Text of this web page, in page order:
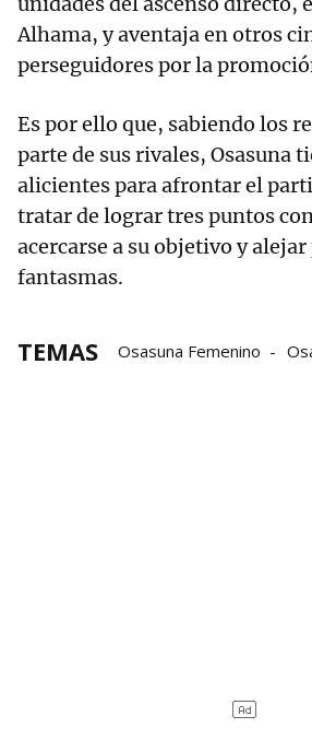
Alhama, y aventaja en otros
perseguidores por la
Es por ello que, sabiendo los
parte de sus rivales, Osasuna
alicientes para afrontar el
tratar de lograr tres puntos
acercarse a su objetivo y
fantasmas.
TEMAS Osasuna Femenino